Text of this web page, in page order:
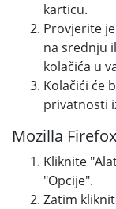
karticu.
Provjerite
na srednju
kolačića u
Kolačići će
privatnosti
Mozilla Firefox
Kliknite
"Opcije".
Zatim